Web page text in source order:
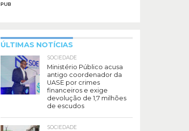
PUB
ÚLTIMAS NOTÍCIAS
SOCIEDADE
Ministério Público acusa
antigo coordenador da
UASE por crimes
financeiros e exige
devolução de 1,7 milhões
de escudos
SOCIEDADE